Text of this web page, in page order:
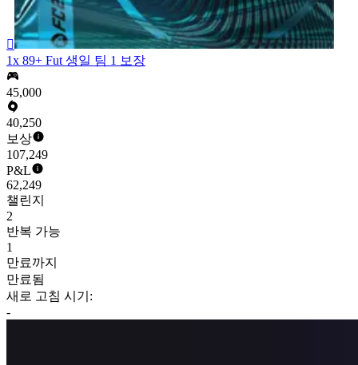

1x 89+ Fut 생일 팀 1 보장
45,000
40,250
보상
107,249
P&L
62,249
챌린지
2
반복 가능
1
만료까지
만료됨
새로 고침 시기:
-